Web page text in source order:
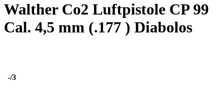
Walther Co2 Luftpistole CP 99
Cal. 4,5 mm (.177 ) Diabolos
-/3